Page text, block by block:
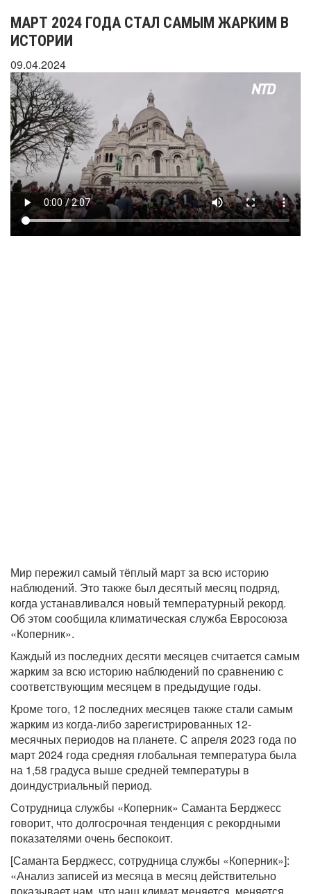
МАРТ 2024 ГОДА СТАЛ САМЫМ ЖАРКИМ В
ИСТОРИИ
09.04.2024
Мир пережил самый тёплый март за всю историю
наблюдений. Это также был десятый месяц подряд,
когда устанавливался новый температурный рекорд.
Об этом сообщила климатическая служба Евросоюза
«Коперник».
Каждый из последних десяти месяцев считается самым
жарким за всю историю наблюдений по сравнению с
соответствующим месяцем в предыдущие годы.
Кроме того, 12 последних месяцев также стали самым
жарким из когда-либо зарегистрированных 12-
месячных периодов на планете. С апреля 2023 года по
март 2024 года средняя глобальная температура была
на 1,58 градуса выше средней температуры в
доиндустриальный период.
Сотрудница службы «Коперник» Саманта Берджесс
говорит, что долгосрочная тенденция с рекордными
показателями очень беспокоит.
[Саманта Берджесс, сотрудница службы «Коперник»]:
«Анализ записей из месяца в месяц действительно